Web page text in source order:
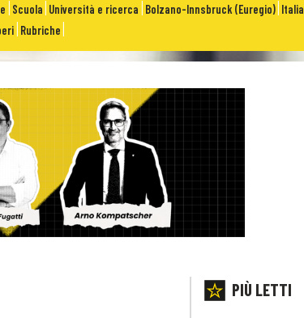
Scuola Università e ricerca Bolzano-Innsbruck (Euregio) Italia
Rubriche
PIÙ LETTI